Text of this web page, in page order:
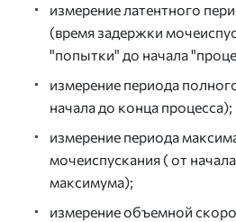
измерение латентного
(время задержки
"попытки" до начала
измерение периода
начала до конца процесса);
измерение периода
мочеиспускания ( от
максимума);
измерение объемной